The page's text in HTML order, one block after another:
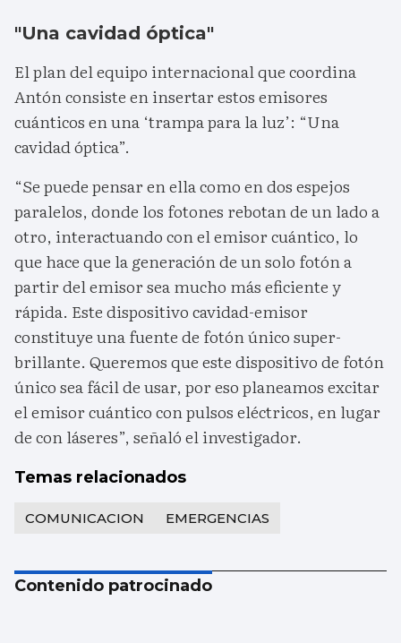
"Una cavidad óptica"
El plan del equipo internacional que coordina
Antón consiste en insertar estos emisores
cuánticos en una ‘trampa para la luz’: “Una
cavidad óptica”.
“Se puede pensar en ella como en dos espejos
paralelos, donde los fotones rebotan de un lado a
otro, interactuando con el emisor cuántico, lo
que hace que la generación de un solo fotón a
partir del emisor sea mucho más eficiente y
rápida. Este dispositivo cavidad-emisor
constituye una fuente de fotón único super-
brillante. Queremos que este dispositivo de fotón
único sea fácil de usar, por eso planeamos excitar
el emisor cuántico con pulsos eléctricos, en lugar
de con láseres”, señaló el investigador.
Temas relacionados
COMUNICACION EMERGENCIAS
Contenido patrocinado